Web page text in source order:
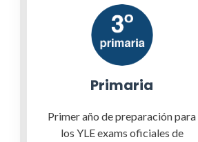
Primaria
Primer año de preparación para
los YLE exams oficiales de